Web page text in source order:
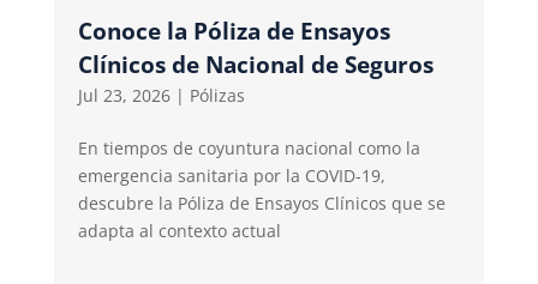
Conoce la Póliza de Ensayos
Clínicos de Nacional de Seguros
Jul 23, 2026| Pólizas
En tiempos de coyuntura nacional como la
emergencia sanitaria por la COVID-19,
descubre la Póliza de Ensayos Clínicos que se
adapta al contexto actual